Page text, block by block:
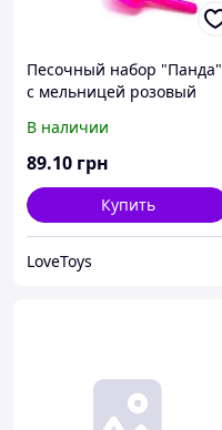
Песочный набор "Панда"
с мельницей розовый
В наличии
89.10 грн
Купить
LoveToys